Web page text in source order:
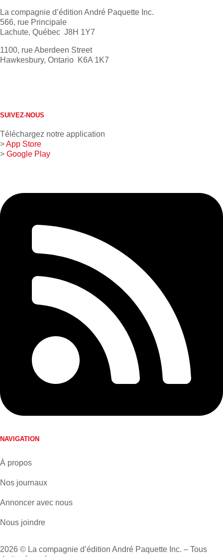
La compagnie d’édition André Paquette Inc.
566, rue Principale
Lachute, Québec J8H 1Y7
1100, rue Aberdeen Street
Hawkesbury, Ontario K6A 1K7
SUIVEZ-NOUS
Téléchargez notre application
>App Store
> Google Play
NAVIGATION
À propos
Nos journaux
Annoncer avec nous
Nous joindre
2026 © La compagnie d’édition André Paquette Inc. – Tous